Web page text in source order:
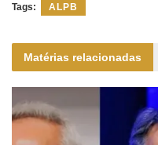
Tags: ALPB
Matérias relacionadas